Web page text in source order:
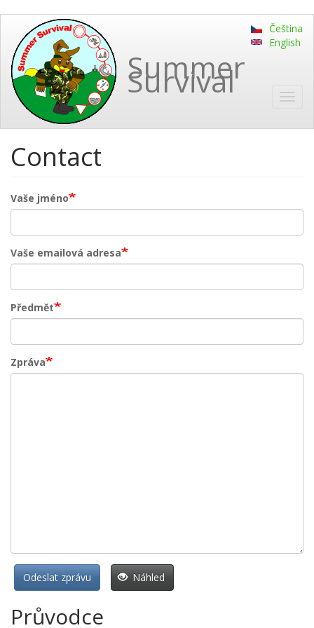
hlavnímu
obsahu
Summer
Survival
Čeština
English
Contact
Vaše jméno
Vaše emailová adresa
Předmět
Zpráva
Odeslat zprávu Náhled
Průvodce